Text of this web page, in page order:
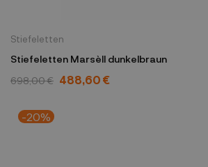
Stiefeletten
Stiefeletten Marsèll dunkelbraun
698,00 € 488,60 €
-20%